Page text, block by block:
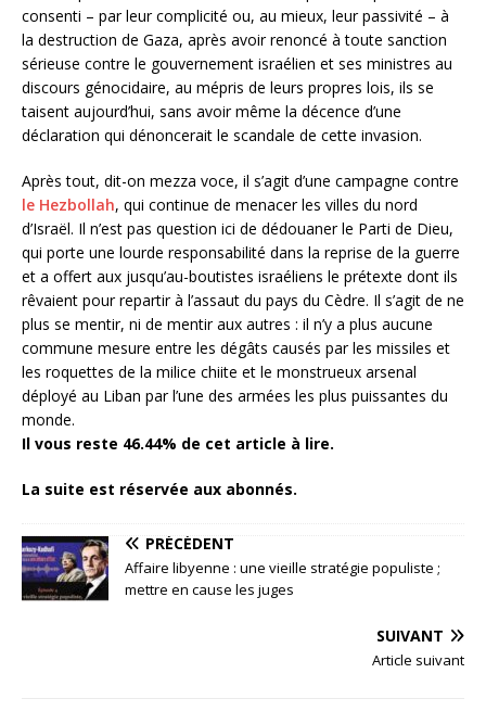
consenti – par leur complicité ou, au mieux, leur passivité – à
la destruction de Gaza, après avoir renoncé à toute sanction
sérieuse contre le gouvernement israélien et ses ministres au
discours génocidaire, au mépris de leurs propres lois, ils se
taisent aujourd’hui, sans avoir même la décence d’une
déclaration qui dénoncerait le scandale de cette invasion.
Après tout, dit-on mezza voce, il s’agit d’une campagne contre
le Hezbollah, qui continue de menacer les villes du nord
d’Israël. Il n’est pas question ici de dédouaner le Parti de Dieu,
qui porte une lourde responsabilité dans la reprise de la guerre
et a offert aux jusqu’au-boutistes israéliens le prétexte dont ils
rêvaient pour repartir à l’assaut du pays du Cèdre. Il s’agit de ne
plus se mentir, ni de mentir aux autres : il n’y a plus aucune
commune mesure entre les dégâts causés par les missiles et
les roquettes de la milice chiite et le monstrueux arsenal
déployé au Liban par l’une des armées les plus puissantes du
monde.
Il vous reste 46.44% de cet article à lire.
La suite est réservée aux abonnés.
PRÉCÉDENT
Affaire libyenne : une vieille stratégie populiste ;
mettre en cause les juges
SUIVANT
Article suivant